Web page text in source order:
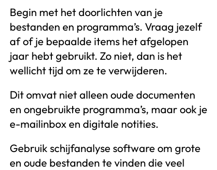
Begin met het doorlichten van je
bestanden en programma’s. Vraag jezelf
af of je bepaalde items het afgelopen
jaar hebt gebruikt. Zo niet, dan is het
wellicht tijd om ze te verwijderen.
Dit omvat niet alleen oude documenten
en ongebruikte programma’s, maar ook je
e-mailinbox en digitale notities.
Gebruik schijfanalyse software om grote
en oude bestanden te vinden die veel